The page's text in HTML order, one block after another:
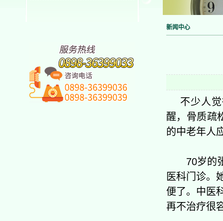
新闻中心
不少人觉
醒，骨质疏
的中老年人
70岁的张
医科门诊。
便了。中医
再不治疗很